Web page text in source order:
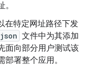
在特定网址路径下发
文件中为其添加
面向部分用户测试该
署整个应用。